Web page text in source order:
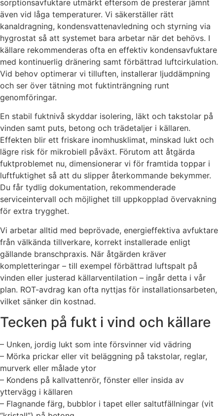
sorptionsavfuktare utmärkt eftersom de presterar jämnt
även vid låga temperaturer. Vi säkerställer rätt
kanaldragning, kondensvattenavledning och styrning via
hygrostat så att systemet bara arbetar när det behövs. I
källare rekommenderas ofta en effektiv kondensavfuktare
med kontinuerlig dränering samt förbättrad luftcirkulation.
Vid behov optimerar vi tilluften, installerar ljuddämpning
och ser över tätning mot fuktinträngning runt
genomföringar.
En stabil fuktnivå skyddar isolering, läkt och takstolar på
vinden samt puts, betong och trädetaljer i källaren.
Effekten blir ett friskare inomhusklimat, minskad lukt och
lägre risk för mikrobiell påväxt. Förutom att åtgärda
fuktproblemet nu, dimensionerar vi för framtida toppar i
luftfuktighet så att du slipper återkommande bekymmer.
Du får tydlig dokumentation, rekommenderade
serviceintervall och möjlighet till uppkopplad övervakning
för extra trygghet.
Vi arbetar alltid med beprövade, energieffektiva avfuktare
från välkända tillverkare, korrekt installerade enligt
gällande branschpraxis. När åtgärden kräver
kompletteringar – till exempel förbättrad luftspalt på
vinden eller justerad källarventilation – ingår detta i vår
plan. ROT-avdrag kan ofta nyttjas för installationsarbeten,
vilket sänker din kostnad.
Tecken på fukt i vind och källare
– Unken, jordig lukt som inte försvinner vid vädring
– Mörka prickar eller vit beläggning på takstolar, reglar,
murverk eller målade ytor
– Kondens på kallvattenrör, fönster eller insida av
yttervägg i källaren
– Flagnande färg, bubblor i tapet eller saltutfällningar (vit